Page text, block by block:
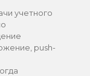
учетного
push-